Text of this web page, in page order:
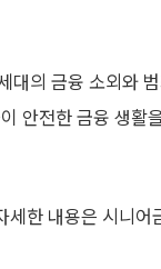
의 금융 소외와
안전한 금융 생활
한 내용은 시니